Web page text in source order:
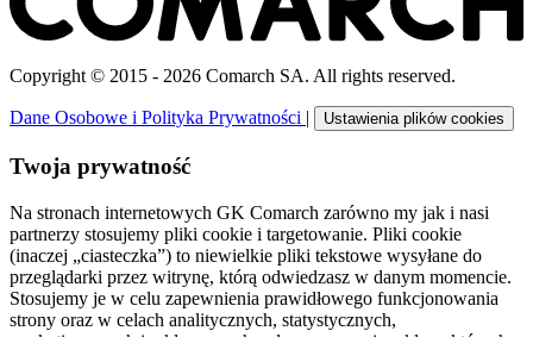
Copyright © 2015 - 2026 Comarch SA. All rights reserved.
Dane Osobowe i Polityka Prywatności | Ustawienia plików cookies
Twoja prywatność
Na stronach internetowych GK Comarch zarówno my jak i nasi
partnerzy stosujemy pliki cookie i targetowanie. Pliki cookie
(inaczej „ciasteczka”) to niewielkie pliki tekstowe wysyłane do
przeglądarki przez witrynę, którą odwiedzasz w danym momencie.
Stosujemy je w celu zapewnienia prawidłowego funkcjonowania
strony oraz w celach analitycznych, statystycznych,